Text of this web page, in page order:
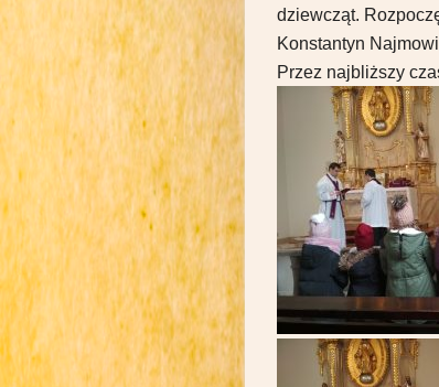
dziewcząt.
Konstantyn
Przez najbliższy